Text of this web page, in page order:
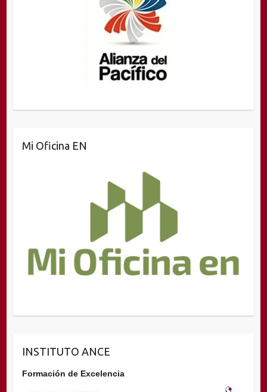
Mi Oficina EN
INSTITUTO ANCE
Formación de Excelencia